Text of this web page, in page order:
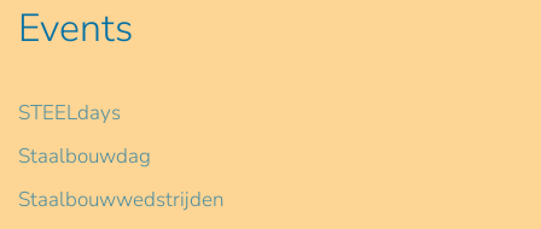
Events
STEELdays
Staalbouwdag
Staalbouwwedstrijden